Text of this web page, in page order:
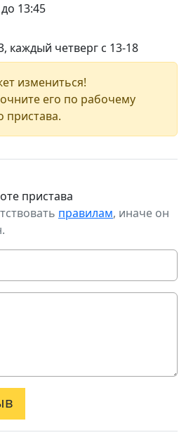
13:45
каждый четверг с 13-18
измениться!
его по рабочему
пристава.
пристава
правилам, иначе он